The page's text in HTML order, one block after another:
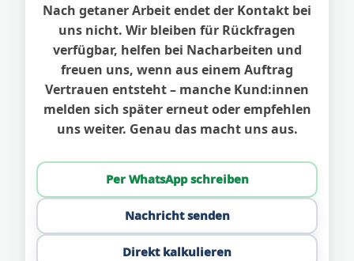
Nach getaner Arbeit endet der Kontakt bei
uns nicht. Wir bleiben für Rückfragen
verfügbar, helfen bei Nacharbeiten und
freuen uns, wenn aus einem Auftrag
Vertrauen entsteht – manche Kund:innen
melden sich später erneut oder empfehlen
uns weiter. Genau das macht uns aus.
Per WhatsApp schreiben
Nachricht senden
Direkt kalkulieren